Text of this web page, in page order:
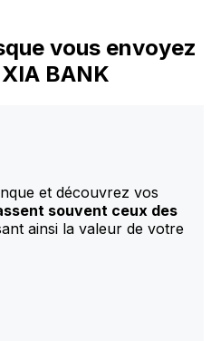
vous envoyez
BANK
et découvrez vos
souvent ceux des
ainsi la valeur de votre